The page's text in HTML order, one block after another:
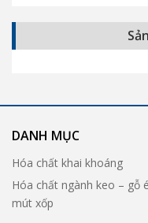
DANH MỤC
Hóa chất khai khoáng
Hóa chất ngành keo – gỗ
mút xốp